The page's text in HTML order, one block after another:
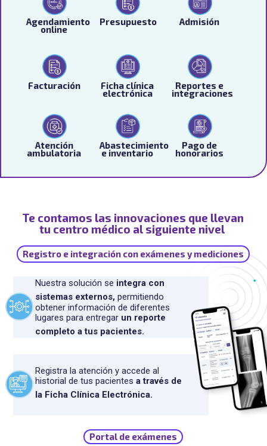
Agendamiento
online
Presupuesto Admisión
Facturación Ficha clínica
electrónica
Reportes e
integraciones
Atención
ambulatoria
Abastecimiento
e inventario
Pago de
honorarios
Nuestra solución se integra con
sistemas externos, permitiendo
obtener información de diferentes
lugares para entregar un reporte
completo a tus pacientes.
Registra la atención y accede al
historial de tus pacientesa través de
la Ficha Clínica Electrónica.
Te contamos las innovaciones que llevan
tu centro médico al siguiente nivel
Registro e integración con exámenes y mediciones
Portal de exámenes